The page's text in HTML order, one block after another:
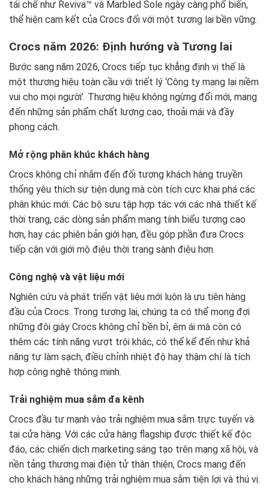
tái chế như Reviva™ và Marbled Sole ngày càng phổ biến,
thể hiện cam kết của Crocs đối với một tương lai bền vững.
Crocs năm 2026: Định hướng và Tương lai
Bước sang năm 2026, Crocs tiếp tục khẳng định vị thế là
một thương hiệu toàn cầu với triết lý ‘Công ty mang lại niềm
vui cho mọi người’. Thương hiệu không ngừng đổi mới, mang
đến những sản phẩm chất lượng cao, thoải mái và đầy
phong cách.
Mở rộng phân khúc khách hàng
Crocs không chỉ nhắm đến đối tượng khách hàng truyền
thống yêu thích sự tiện dụng mà còn tích cực khai phá các
phân khúc mới. Các bộ sưu tập hợp tác với các nhà thiết kế
thời trang, các dòng sản phẩm mang tính biểu tượng cao
hơn, hay các phiên bản giới hạn, đều góp phần đưa Crocs
tiếp cận với giới mộ điệu thời trang sành điệu hơn.
Công nghệ và vật liệu mới
Nghiên cứu và phát triển vật liệu mới luôn là ưu tiên hàng
đầu của Crocs. Trong tương lai, chúng ta có thể mong đợi
những đôi giày Crocs không chỉ bền bỉ, êm ái mà còn có
thêm các tính năng vượt trội khác, có thể kể đến như khả
năng tự làm sạch, điều chỉnh nhiệt độ hay thậm chí là tích
hợp công nghệ thông minh.
Trải nghiệm mua sắm đa kênh
Crocs đầu tư mạnh vào trải nghiệm mua sắm trực tuyến và
tại cửa hàng. Với các cửa hàng flagship được thiết kế độc
đáo, các chiến dịch marketing sáng tạo trên mạng xã hội, và
nền tảng thương mại điện tử thân thiện, Crocs mang đến
cho khách hàng những trải nghiệm mua sắm tiện lợi và thú vị.